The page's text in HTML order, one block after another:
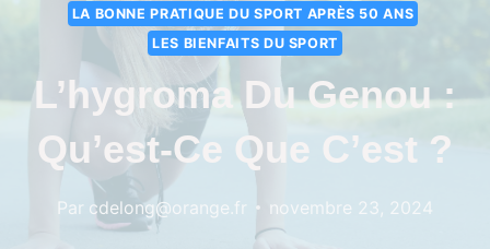
LA BONNE PRATIQUE DU SPORT APRÈS 50 ANS
LES BIENFAITS DU SPORT
L’hygroma Du Genou :
Qu’est-Ce Que C’est ?
Par cdelong@orange.fr novembre 23, 2024